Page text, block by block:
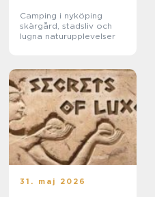
Camping i nyköping
skärgård, stadsliv och
lugna naturupplevelser
31. maj 2026